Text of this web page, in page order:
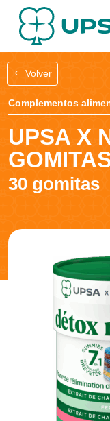
Volver
Complementos
UPSA X
30 gomitas